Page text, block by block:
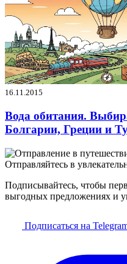
16.11.2015
Вода обитания.
Болгарии, Греции и
Отправляйтесь в
Подписывайтесь, чтобы
выгодных предложениях и
Подписаться на